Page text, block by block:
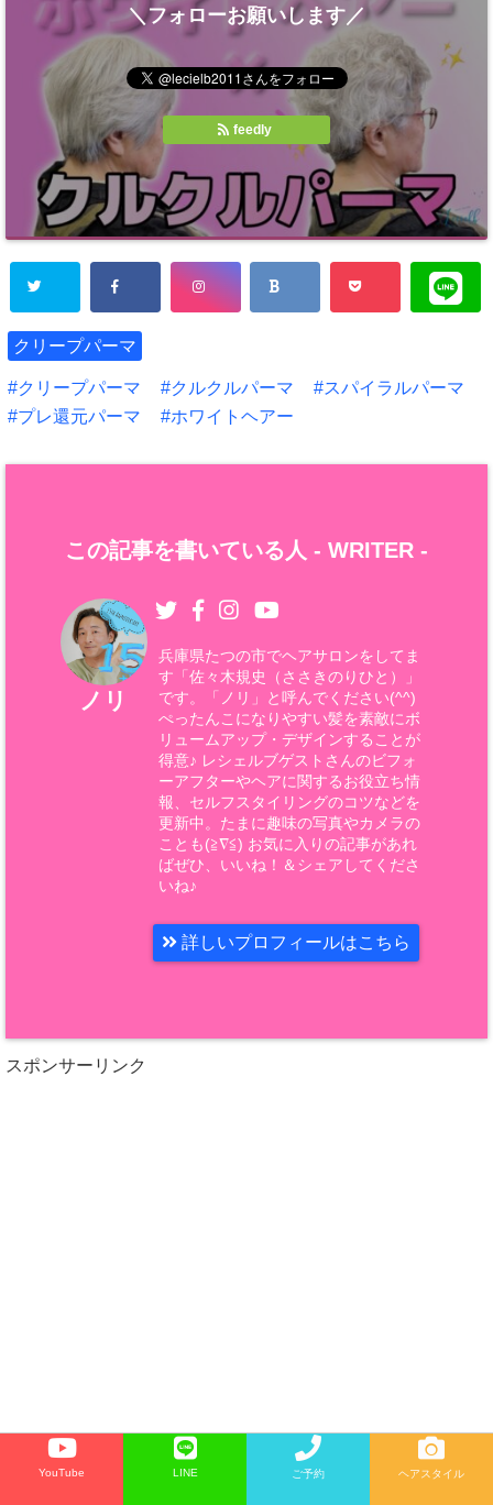
＼フォローお願いします／
feedly
クリープパーマ
クリープパーマ クルクルパーマ
スパイラルパーマ
プレ還元パーマ
ホワイトヘアー
この記事を書いている人 - WRITER -
ノリ
兵庫県たつの市でヘアサロンをしてま
す「佐々木規史（ささきのりひと）」
です。「ノリ」と呼んでください(^^)
ぺったんこになりやすい髪を素敵にボ
リュームアップ・デザインすることが
得意♪ レシェルブゲストさんのビフォ
ーアフターやヘアに関するお役立ち情
報、セルフスタイリングのコツなどを
更新中。たまに趣味の写真やカメラの
ことも(≧∇≦) お気に入りの記事があれ
ばぜひ、いいね！＆シェアしてくださ
いね♪
詳しいプロフィールはこちら
スポンサーリンク
YouTube LINE ご予約 ヘアスタイル